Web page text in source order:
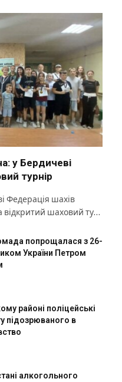
у Бердичеві
турнір
Федерація шахів
відкритий шаховий ту…
попрощалася з 26-
України Петром
районі поліцейські
підозрюваного в
алкогольного